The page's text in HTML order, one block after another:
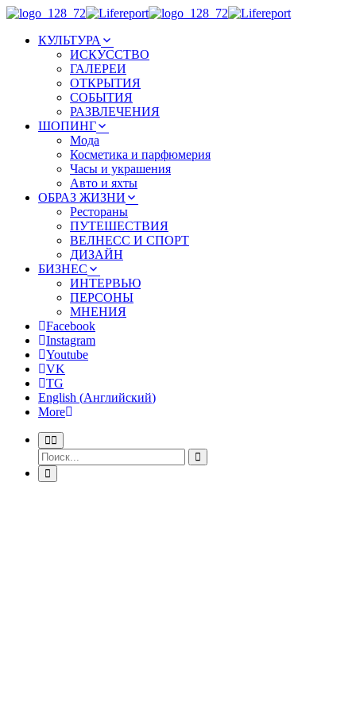
КУЛЬТУРА
ИСКУССТВО
ГАЛЕРЕИ
ОТКРЫТИЯ
СОБЫТИЯ
РАЗВЛЕЧЕНИЯ
ШОПИНГ
Мода
Косметика и парфюмерия
Часы и украшения
Авто и яхты
ОБРАЗ ЖИЗНИ
Рестораны
ПУТЕШЕСТВИЯ
ВЕЛНЕСС И СПОРТ
ДИЗАЙН
БИЗНЕС
ИНТЕРВЬЮ
ПЕРСОНЫ
МНЕНИЯ
Facebook
Instagram
Youtube
VK
TG
English (Английский)
More